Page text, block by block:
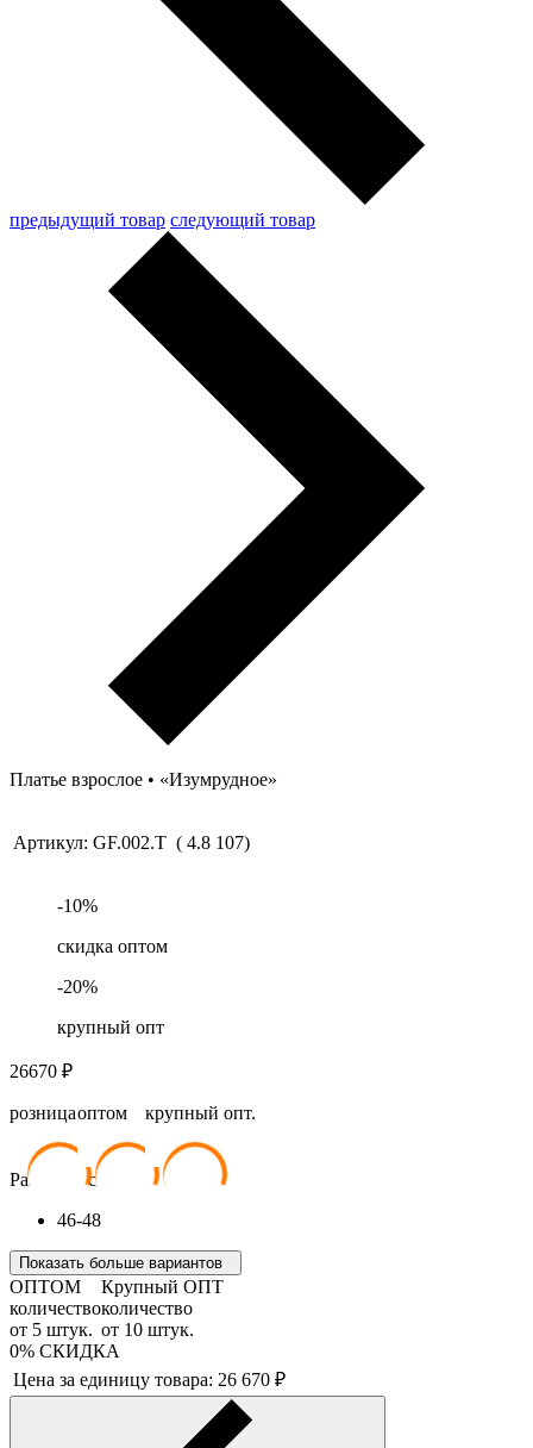
предыдущий товар следующий товар
Платье взрослое • «Изумрудное»
Артикул: GF.002.T ( 4.8 107)
-10%
скидка оптом
-20%
крупный опт
26670 ₽
розницаоптом
крупный опт.
26 670 ₽ 24 003 ₽ 21 336 ₽
Размер костюма:
46-48
Показать больше вариантов
ОПТОМ
количество
от 5 штук.
Крупный ОПТ
количество
от 10 штук.
0% СКИДКА
Цена за единицу товара: 26 670 ₽